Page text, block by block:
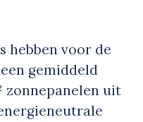
hebben voor de
gemiddeld
zonnepanelen uit